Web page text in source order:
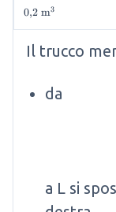
0{,}2
0,2 m3
Il trucco
da
a L si